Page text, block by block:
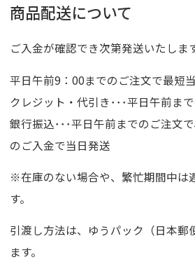
商品配送について
ご入金が確認でき次第発送いたします
平日午前9：00までのご注文で最短
クレジット・代引き･･･平日午前ま
銀行振込･･･平日午前までのご注文
のご入金で当日発送
※在庫のない場合や、繁忙期間中は
す。
引渡し方法は、ゆうパック（日本郵
ます。